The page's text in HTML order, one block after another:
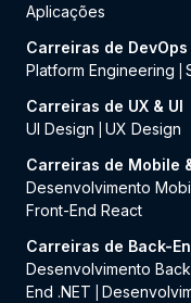
Aplicações
Carreiras de DevOps
Platform Engineering
Carreiras de UX & UI
UI Design
UX Design
Carreiras de Mobile
Desenvolvimento
Front-End React
Carreiras de Back-
Desenvolvimento
End .NET